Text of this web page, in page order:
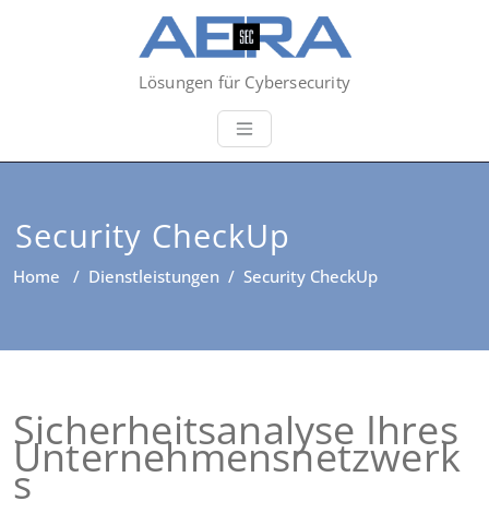
Lösungen für Cybersecurity
Security CheckUp
Home / Dienstleistungen / Security CheckUp
Sicher­heits­ana­ly­se Ihres
Unternehmensnetzwerk
s